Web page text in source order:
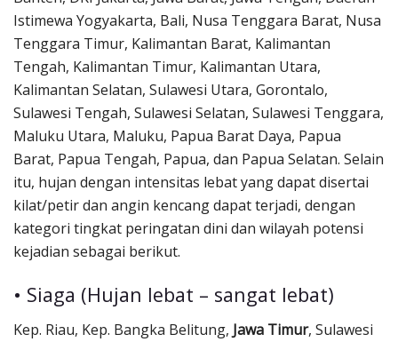
Istimewa Yogyakarta, Bali, Nusa Tenggara Barat, Nusa
Tenggara Timur, Kalimantan Barat, Kalimantan
Tengah, Kalimantan Timur, Kalimantan Utara,
Kalimantan Selatan, Sulawesi Utara, Gorontalo,
Sulawesi Tengah, Sulawesi Selatan, Sulawesi Tenggara,
Maluku Utara, Maluku, Papua Barat Daya, Papua
Barat, Papua Tengah, Papua, dan Papua Selatan. Selain
itu, hujan dengan intensitas lebat yang dapat disertai
kilat/petir dan angin kencang dapat terjadi, dengan
kategori tingkat peringatan dini dan wilayah potensi
kejadian sebagai berikut.
• Siaga (Hujan lebat – sangat lebat)
Kep. Riau, Kep. Bangka Belitung, Jawa Timur, Sulawesi